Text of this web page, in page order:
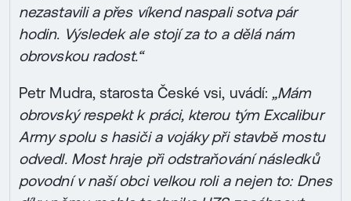
nezastavili a přes víkend naspali sotva pár
hodin. Výsledek ale stojí za to a dělá nám
obrovskou radost.“
Petr Mudra, starosta České vsi, uvádí: „Mám
obrovský respekt k práci, kterou tým Excalibur
Army spolu s hasiči a vojáky při stavbě mostu
odvedl. Most hraje při odstraňování následků
povodní v naší obci velkou roli a nejen to: Dnes